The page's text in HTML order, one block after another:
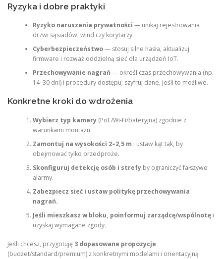
Ryzyka i dobre praktyki
Ryzyko naruszenia prywatności — unikaj rejestrowania
drzwi sąsiadów, wind czy korytarzy.
Cyberbezpieczeństwo— stosuj silne hasła, aktualizuj
firmware i rozważ oddzielną sieć dla urządzeń IoT.
Przechowywanie nagrań — określ czas przechowywania (np.
14–30 dni) i procedury dostępu; szyfruj dane, jeśli to możliwe.
Konkretne kroki do wdrożenia
Wybierz typ kamery(PoE/Wi‑Fi/bateryjna) zgodnie z
warunkami montażu.
Zamontuj na wysokości 2–2,5 m i ustaw kąt tak, by
obejmować tylko przedproże.
Skonfiguruj detekcję osób i strefyby ograniczyć fałszywe
alarmy.
Zabezpiecz sieć i ustaw politykę przechowywania
nagrań.
Jeśli mieszkasz w bloku, poinformuj zarządcę/wspólnotęi
uzyskaj wymagane zgody.
Jeśli chcesz, przygotuję 3 dopasowane propozycje
(budżet/standard/premium) z konkretnymi modelami i orientacyjną